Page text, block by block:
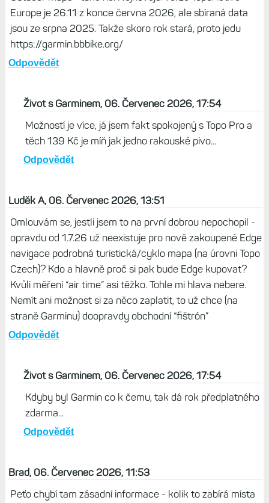
Europe je 26.11 z konce června 2026, ale sbíraná data
jsou ze srpna 2025. Takže skoro rok stará, proto jedu
https://garmin.bbbike.org/
Odpovědět
Život s Garminem, 06. Červenec 2026, 17:54
Možností je více, já jsem fakt spokojený s Topo Pro a
těch 139 Kč je míň jak jedno rakouské pivo...
Odpovědět
Luděk A, 06. Červenec 2026, 13:51
Omlouvám se, jestli jsem to na první dobrou nepochopil -
opravdu od 1.7.26 už neexistuje pro nově zakoupené Edge
navigace podrobná turistická/cyklo mapa (na úrovni Topo
Czech)? Kdo a hlavně proč si pak bude Edge kupovat?
Kvůli měření “air time” asi těžko. Tohle mi hlava nebere.
Nemít ani možnost si za něco zaplatit, to už chce (na
straně Garminu) doopravdy obchodní “fištrón”
Odpovědět
Život s Garminem, 06. Červenec 2026, 17:54
Kdyby byl Garmin co k čemu, tak dá rok předplatného
zdarma...
Odpovědět
Brad, 06. Červenec 2026, 11:53
Peťo chybí tam zásadní informace - kolik to zabírá místa